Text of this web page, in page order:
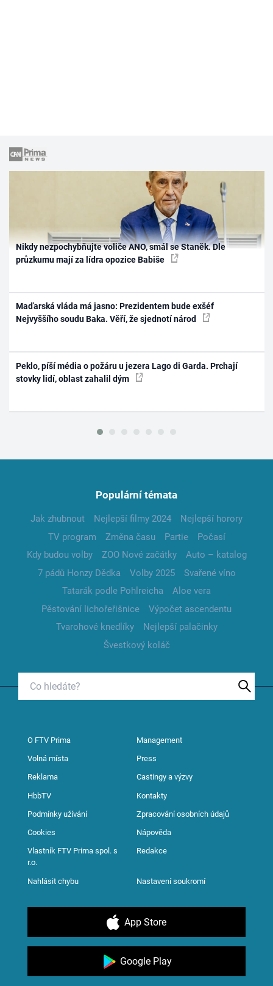
Nikdy nezpochybňujte voliče ANO, smál se Staněk. Dle
průzkumu mají za lídra opozice Babiše
Maďarská vláda má jasno: Prezidentem bude exšéf
Nejvyššího soudu Baka. Věří, že sjednotí národ
Peklo, píší média o požáru u jezera Lago di Garda. Prchají
stovky lidí, oblast zahalil dým
Populární témata
Jak zhubnout Nejlepší filmy 2024
Nejlepší horory
TV program
Změna času Partie
Počasí
Kdy budou volby
ZOO Nové začátky
Auto – katalog
7 pádů Honzy Dědka
Volby 2025
Svařené víno
Tatarák podle Pohlreicha
Aloe vera
Pěstování lichořeřišnice
Výpočet ascendentu
Tvarohové knedlíky
Nejlepší palačinky
Švestkový koláč
O FTV Prima Management
Volná místa Press
Reklama Castingy a výzvy
HbbTV Kontakty
Podmínky užívání Zpracování osobních údajů
Cookies Nápověda
Vlastník FTV Prima spol. s
r.o.
Redakce
Nahlásit chybu Nastavení soukromí
App Store
Google Play